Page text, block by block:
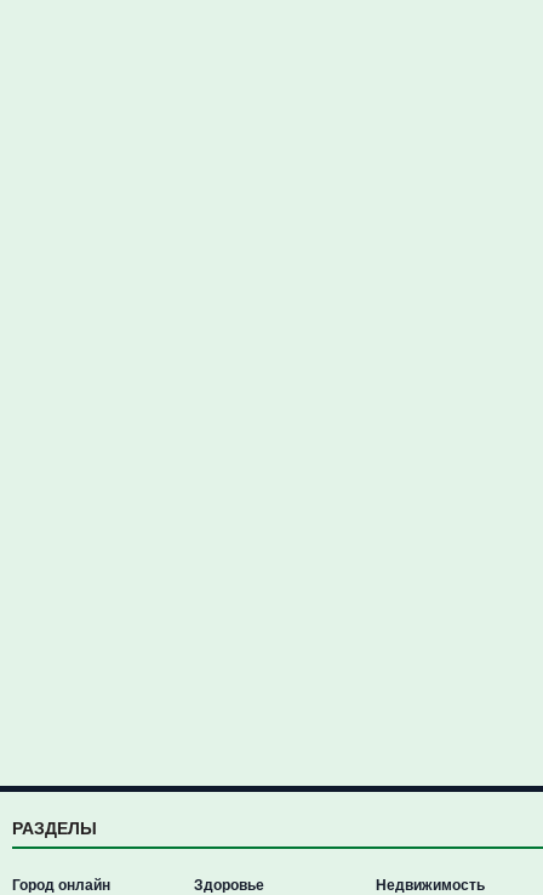
РАЗДЕЛЫ
Город онлайн
Здоровье
Недвижимость